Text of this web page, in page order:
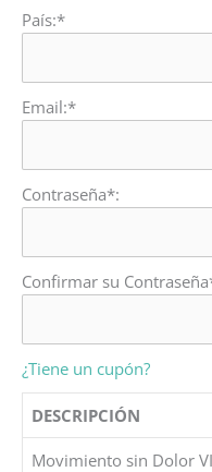
País:*
Email:*
Contraseña*:
Confirmar su
¿Tiene un cupón?
DESCRIPCIÓN
Movimiento sin Dolor